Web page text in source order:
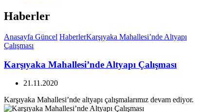
Haberler
Anasayfa Güncel HaberlerKarşıyaka Mahallesi’nde Altyapı
Çalışması
Karşıyaka Mahallesi’nde Altyapı Çalışması
21.11.2020
Karşıyaka Mahallesi’nde altyapı çalışmalarımız devam ediyor.